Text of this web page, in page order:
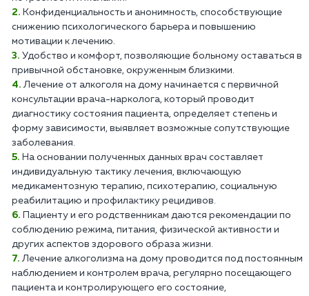
Конфиденциальность и анонимность, способствующие
снижению психологического барьера и повышению
мотивации к лечению.
Удобство и комфорт, позволяющие больному оставаться в
привычной обстановке, окруженным близкими.
Лечение от алкоголя на дому начинается с первичной
консультации врача-нарколога, который проводит
диагностику состояния пациента, определяет степень и
форму зависимости, выявляет возможные сопутствующие
заболевания.
На основании полученных данных врач составляет
индивидуальную тактику лечения, включающую
медикаментозную терапию, психотерапию, социальную
реабилитацию и профилактику рецидивов.
Пациенту и его родственникам даются рекомендации по
соблюдению режима, питания, физической активности и
других аспектов здорового образа жизни.
Лечение алкоголизма на дому проводится под постоянным
наблюдением и контролем врача, регулярно посещающего
пациента и контролирующего его состояние,